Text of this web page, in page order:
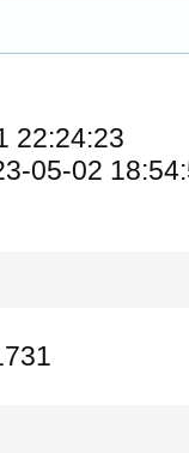
22:24:23
05-02